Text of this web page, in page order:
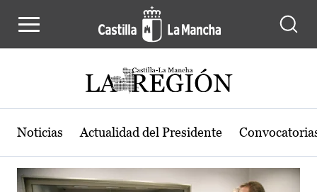
Actualidad de la región de Castilla-
Noticias Actualidad del Presidente